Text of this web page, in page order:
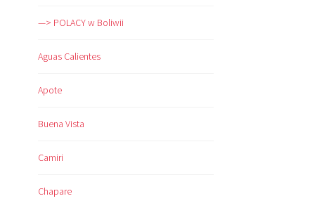
—> POLACY w Boliwii
Aguas Calientes
Apote
Buena Vista
Camiri
Chapare